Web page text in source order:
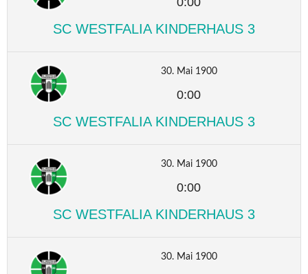
SC WESTFALIA KINDERHAUS 3
30. Mai 1900
0:00
SC WESTFALIA KINDERHAUS 3
30. Mai 1900
0:00
SC WESTFALIA KINDERHAUS 3
30. Mai 1900